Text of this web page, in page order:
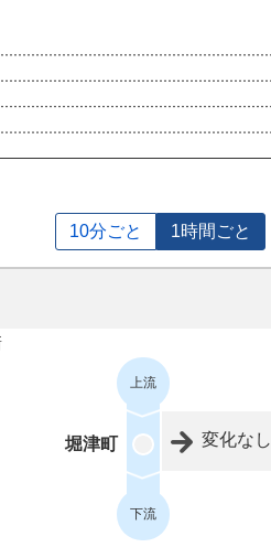
10分ごと 1時間ごと
上流
堀津町 変化なし
下流